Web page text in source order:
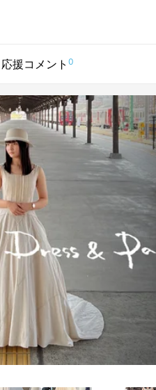
応援コメント 0